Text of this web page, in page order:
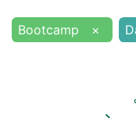
Bootcamp ×